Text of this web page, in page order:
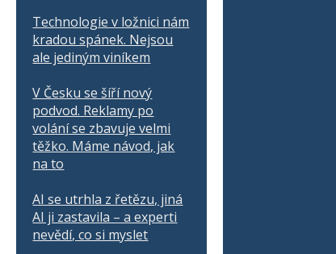
Technologie v ložnici nám
kradou spánek. Nejsou
ale jediným viníkem
V Česku se šíří nový
podvod. Reklamy po
volání se zbavuje velmi
těžko. Máme návod, jak
na to
AI se utrhla z řetězu, jiná
AI ji zastavila – a experti
nevědí, co si myslet